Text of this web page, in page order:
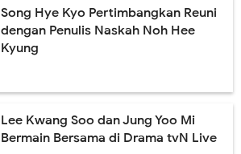
Song Hye Kyo Pertimbangkan Reuni
dengan Penulis Naskah Noh Hee
Kyung
Lee Kwang Soo dan Jung Yoo Mi
Bermain Bersama di Drama tvN Live